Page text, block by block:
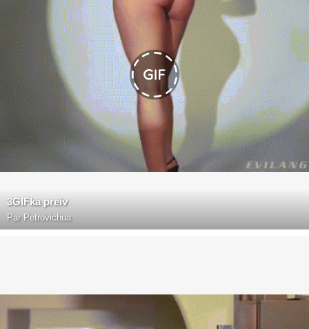
3GIFka preiv
Par Petrovichua